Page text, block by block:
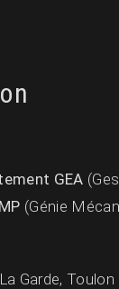
GEA
(Génie
Garde, Toulon